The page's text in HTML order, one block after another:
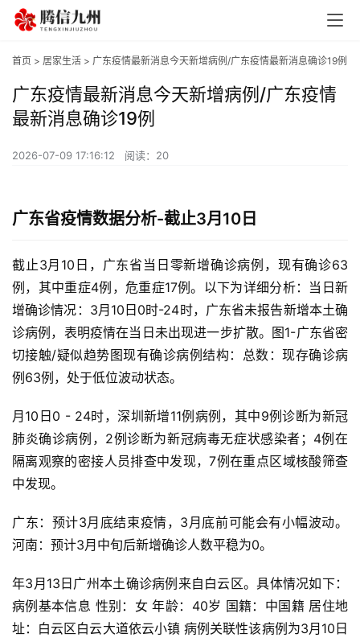
首页 > 居家生活 > 广东疫情最新消息今天新增病例/广东疫情最新消息确诊19例
广东疫情最新消息今天新增病例/广东疫情
最新消息确诊19例
2026-07-09 17:16:12 阅读：20
广东省疫情数据分析-截止3月10日
截止3月10日，广东省当日零新增确诊病例，现有确诊63
例，其中重症4例，危重症17例。以下为详细分析：当日新
增确诊情况：3月10日0时-24时，广东省未报告新增本土确
诊病例，表明疫情在当日未出现进一步扩散。图1-广东省密
切接触/疑似趋势图现有确诊病例结构：总数：现存确诊病
例63例，处于低位波动状态。
月10日0 - 24时，深圳新增11例病例，其中9例诊断为新冠
肺炎确诊病例，2例诊断为新冠病毒无症状感染者；4例在
隔离观察的密接人员排查中发现，7例在重点区域核酸筛查
中发现。
广东：预计3月底结束疫情，3月底前可能会有小幅波动。
河南：预计3月中旬后新增确诊人数平稳为0。
年3月13日广州本土确诊病例来自白云区。具体情况如下：
病例基本信息 性别：女 年龄：40岁 国籍：中国籍 居住地
址：白云区白云大道依云小镇 病例关联性该病例为3月10日